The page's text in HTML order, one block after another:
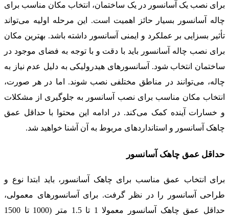
برای نصب یک آسانسور در یک ساختمان، انتخاب مکان مناسب برای
چاله آسانسور بسیار حائز اهمیت است. این مرحله اولیه می‌تواند
تأثیر بسزایی بر عملکرد و ایمنی آسانسور داشته باشد. بهترین مکان
برای نصب چاله آسانسور باید با دقت و با توجه به فضای موجود در
ساختمان انتخاب شود. آسانسورهای هیدرولیکی به دلیل عدم نیاز به
چاله، می‌توانند در مناطق مختلفی نصب شوند. اما در هر صورت،
انتخاب مکان مناسب برای نصب آسانسور به جلوگیری از مشکلات
و خسارات آینده کمک می‌کند. در ادامه این محتوا با حداقل عمق
چاهک آسانسور و استانداردهای مربوط به آن آشنا خواهید شد.
حداقل عمق چاهک آسانسور
برای انتخاب عمق مناسب برای چاهک آسانسور، باید ابتدا نوع و
طراحی آسانسور را در نظر گرفت. برای آسانسورهای معمولی،
حداقل عمق چاهک آسانسور معمولا 1 تا 1.5 متر (1000 تا 1500